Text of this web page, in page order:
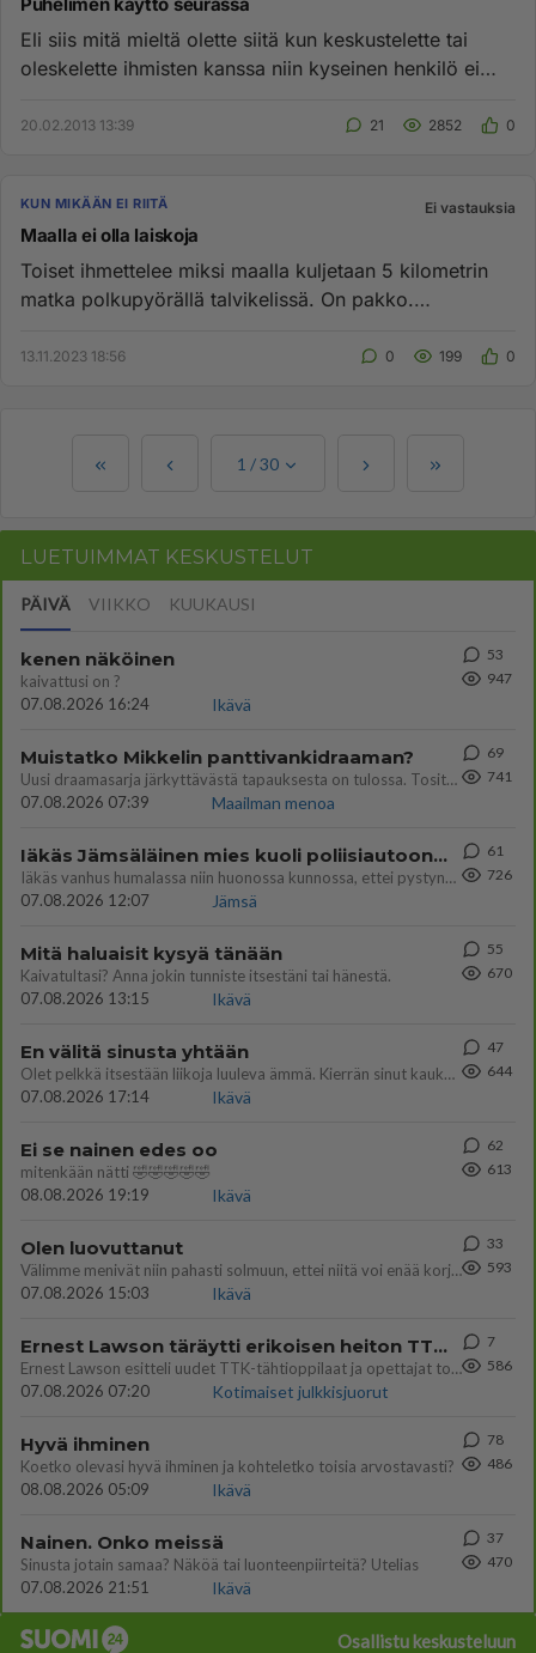
Eli siis mitä mieltä olette siitä kun keskustelette tai
oleskelette ihmisten kanssa niin kyseinen henkilö ei
20.02.2013 13:39 21 2852 0
KUN MIKÄÄN EI RIITÄ Ei vastauksia
Maalla ei olla laiskoja
Toiset ihmettelee miksi maalla kuljetaan 5 kilometrin
matka polkupyörällä talvikelissä. On pakko.
13.11.2023 18:56 0 199 0
1 /30
LUETUIMMAT KESKUSTELUT
PÄIVÄ VIIKKO KUUKAUSI
kenen näköinen
kaivattusi on ?
07.08.2026 16:24
Ikävä
53
947
Muistatko Mikkelin panttivankidraaman?
Uusi draamasarja järkyttävästä tapauksesta on tulossa. Tositapahtumiin perustuva sarja ammentaa vuoden 1986 Mikkelin pan
07.08.2026 07:39
Maailman menoa
69
741
Iäkäs Jämsäläinen mies kuoli poliisiautoon matkalla Jyväskylän putkaan
Iäkäs vanhus humalassa niin huonossa kunnossa, ettei pystynyt huolehtimaan itsestään niin ainoa apu sillä hetkellä oli
07.08.2026 12:07
Jämsä
61
726
Mitä haluaisit kysyä tänään
Kaivatultasi? Anna jokin tunniste itsestäni tai hänestä.
07.08.2026 13:15
Ikävä
55
670
En välitä sinusta yhtään
Olet pelkkä itsestään liikoja luuleva ämmä. Kierrän sinut kaukaa nyt ja aina. Olit mulle pelkkä lelu vaan.
07.08.2026 17:14
Ikävä
47
644
Ei se nainen edes oo
mitenkään nätti 🤣🤣🤣🤣🤣
08.08.2026 19:19
Ikävä
62
613
Olen luovuttanut
Välimme menivät niin pahasti solmuun, ettei niitä voi enää korjata. On aika jatkaa elämässä eteenpäin. Toivon sulle kaik
07.08.2026 15:03
Ikävä
33
593
Ernest Lawson täräytti erikoisen heiton TTK-lehdistötilaisuudessa: " Onko tässä tarkoituksena...?"
Ernest Lawson esitteli uudet TTK-tähtioppilaat ja opettajat torstaina 6.8. lehdistölle. Tulevalla kaudella on yksi hausk
07.08.2026 07:20
Kotimaiset julkkisjuorut
7
586
Hyvä ihminen
Koetko olevasi hyvä ihminen ja kohteletko toisia arvostavasti?
08.08.2026 05:09
Ikävä
78
486
Nainen. Onko meissä
Sinusta jotain samaa? Näköä tai luonteenpiirteitä? Utelias
07.08.2026 21:51
Ikävä
37
470
Osallistu keskusteluun